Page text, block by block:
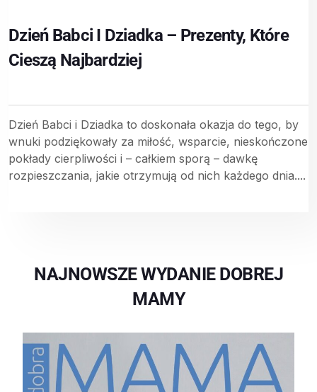
Dzień Babci I Dziadka – Prezenty, Które
Cieszą Najbardziej
Dzień Babci i Dziadka to doskonała okazja do tego, by
wnuki podziękowały za miłość, wsparcie, nieskończone
pokłady cierpliwości i – całkiem sporą – dawkę
rozpieszczania, jakie otrzymują od nich każdego dnia....
NAJNOWSZE WYDANIE DOBREJ
MAMY